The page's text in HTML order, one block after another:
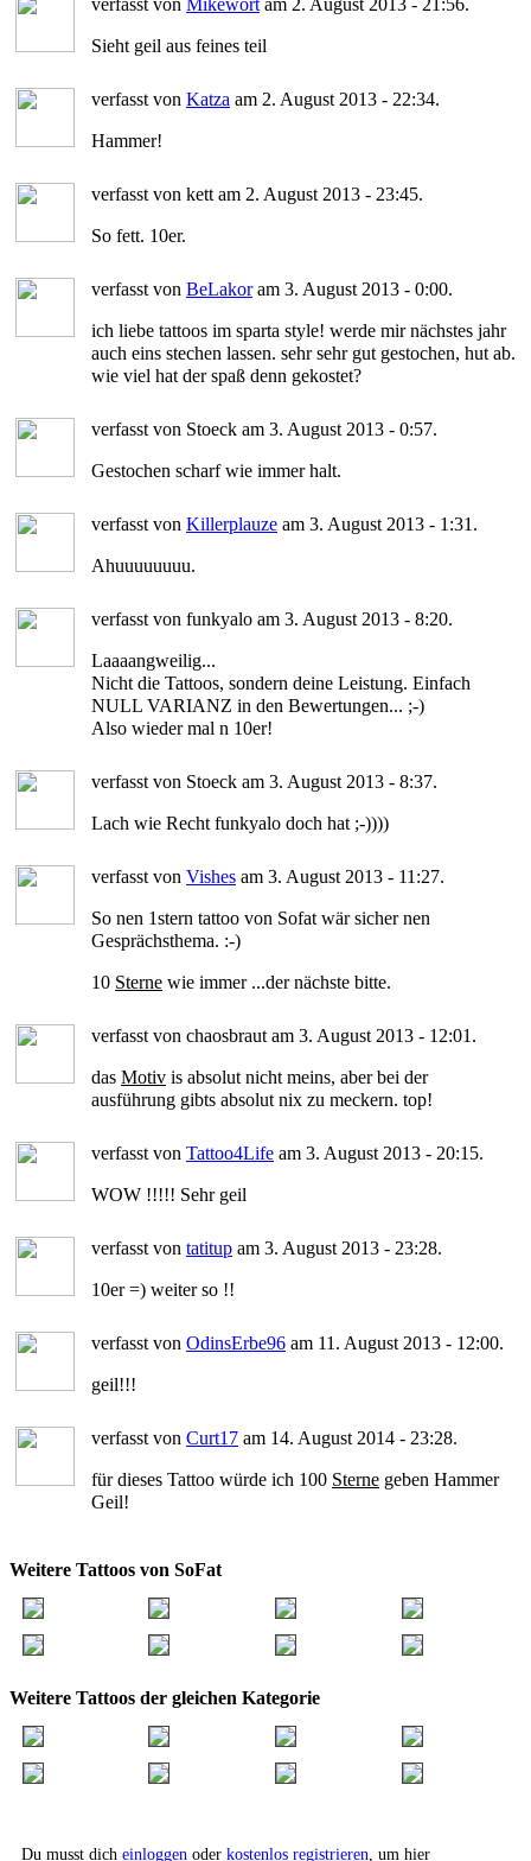
Sieht geil aus feines teil
verfasst von Katza am 2. August 2013 - 22:34.
Hammer!
verfasst von kett am 2. August 2013 - 23:45.
So fett. 10er.
verfasst von BeLakoram 3. August 2013 - 0:00.
ich liebe tattoos im sparta style! werde mir nächstes jahr
auch eins stechen lassen. sehr sehr gut gestochen, hut ab.
wie viel hat der spaß denn gekostet?
verfasst von Stoeck am 3. August 2013 - 0:57.
Gestochen scharf wie immer halt.
verfasst von Killerplauze am 3. August 2013 - 1:31.
Ahuuuuuuuu.
verfasst von funkyalo am 3. August 2013 - 8:20.
Laaaangweilig...
Nicht die Tattoos, sondern deine Leistung. Einfach
NULL VARIANZ in den Bewertungen... ;-)
Also wieder mal n 10er!
verfasst von Stoeck am 3. August 2013 - 8:37.
Lach wie Recht funkyalo doch hat ;-))))
verfasst von Vishes am 3. August 2013 - 11:27.
So nen 1stern tattoo von Sofat wär sicher nen
Gesprächsthema. :-)
10 Sterne wie immer ...der nächste bitte.
verfasst von chaosbraut am 3. August 2013 - 12:01.
das Motiv is absolut nicht meins, aber bei der
ausführung gibts absolut nix zu meckern. top!
verfasst von Tattoo4Life am 3. August 2013 - 20:15.
WOW !!!!! Sehr geil
verfasst von tatitup am 3. August 2013 - 23:28.
10er =) weiter so !!
verfasst von OdinsErbe96 am 11. August 2013 - 12:00.
geil!!!
verfasst von Curt17 am 14. August 2014 - 23:28.
für dieses Tattoo würde ich 100 Sterne geben Hammer
Geil!
Weitere Tattoos von SoFat
Weitere Tattoos der gleichen Kategorie
Du musst dich einloggen oder kostenlos registrieren , um hier